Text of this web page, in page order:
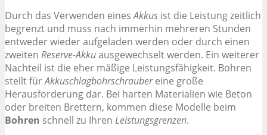
Durch das Verwenden einesAkkus ist die Leistung zeitlich
begrenzt und muss nach immerhin mehreren Stunden
entweder wieder aufgeladen werden oder durch einen
zweiten Reserve-Akkuausgewechselt werden. Ein weiterer
Nachteil ist die eher mäßige Leistungsfähigkeit. Bohren
stellt fürAkkuschlagbohrschraubereine große
Herausforderung dar. Bei harten Materialien wie Beton
oder breiten Brettern, kommen diese Modelle beim
Bohren schnell zu Ihren Leistungsgrenzen.